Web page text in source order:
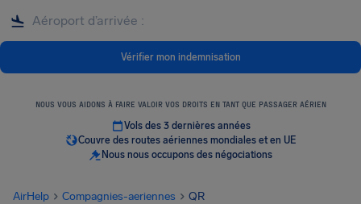
Vérifier mon indemnisation
NOUS VOUS AIDONS À FAIRE VALOIR VOS DROITS EN TANT QUE PASSAGER AÉRIEN
Vols des 3 dernières années
Couvre des routes aériennes mondiales et en UE
Nous nous occupons des négociations
AirHelp Compagnies-aeriennes QR